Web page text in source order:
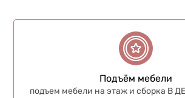
Подъём мебели
подъем мебели на этаж и сборка В